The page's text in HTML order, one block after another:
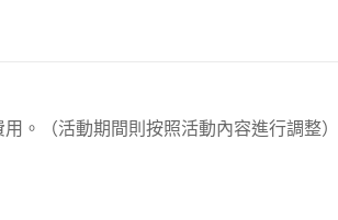
。（活動期間則按照活動內容進行調整）